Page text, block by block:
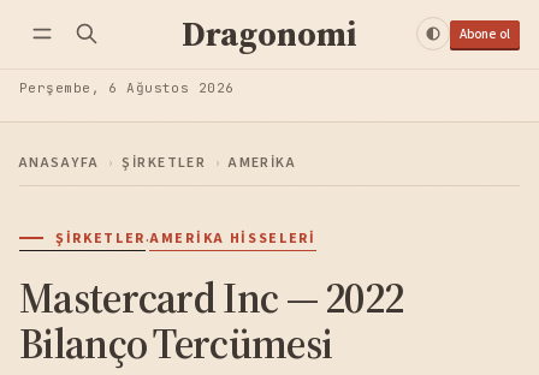
Dragonomi Abone ol
Perşembe, 6 Ağustos 2026
ANASAYFA › ŞIRKETLER › AMERIKA
ŞIRKETLER·AMERIKA HISSELERI
Mastercard Inc — 2022
Bilanço Tercümesi